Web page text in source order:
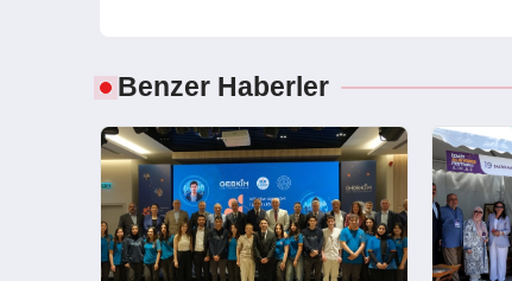
Benzer Haberler